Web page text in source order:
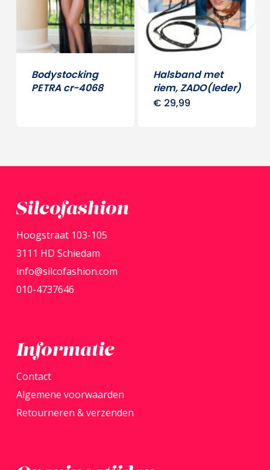
optie
kan
gekozen
kan
Bodystocking
PETRA cr-4068
Halsband met
riem, ZADO(leder)
€ 29,99
Silcofashion
Hoogstraat 103-105
3111 HD Schiedam
info@silcofashion.com
010-4737646
Informatie
Contact
Algemene voorwaarden
Retourneren & verzenden